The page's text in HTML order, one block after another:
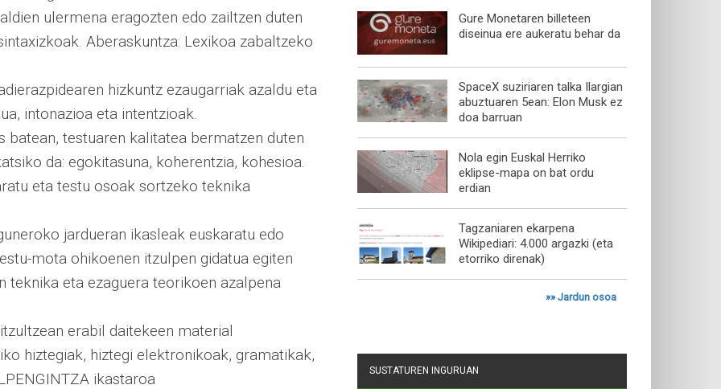
ulermena eragozten edo zailtzen duten
Aberaskuntza: Lexikoa zabaltzeko
hizkuntz ezaugarriak azaldu eta
intonazioa eta intentzioak.
batean, testuaren kalitatea bermatzen duten
da: egokitasuna, koherentzia, kohesioa.
eta testu osoak sortzeko teknika
jardueran ikasleak euskaratu edo
mota ohikoenen itzulpen gidatua egiten
teknika eta ezaguera teorikoen azalpena
erabil daitekeen material
hiztegiak, hiztegi elektronikoak, gramatikak,
ikastaroa
Gure Monetaren billeteen
diseinua ere aukeratu behar da
SpaceX suziriaren talka Ilargian
abuztuaren 5ean: Elon Musk ez
doa barruan
Nola egin Euskal Herriko
eklipse-mapa on bat ordu
erdian
Tagzaniaren ekarpena
Wikipediari: 4.000 argazki (eta
etorriko direnak)
»»Jardun osoa
SUSTATUREN INGURUAN